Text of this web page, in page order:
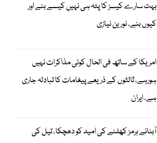
بہت سارے کیسز کا پتہ ہی نہیں کیسے بنے اور
کیوں بنے، نورین نیازی
امریکا کے ساتھ فی الحال کوئی مذاکرات نہیں
ہورہے، ثالثوں کے ذریعے پیغامات کا تبادلہ جاری
ہے، ایران
آبنائے ہرمز کھلنے کی امید کو دھچکا، تیل کی